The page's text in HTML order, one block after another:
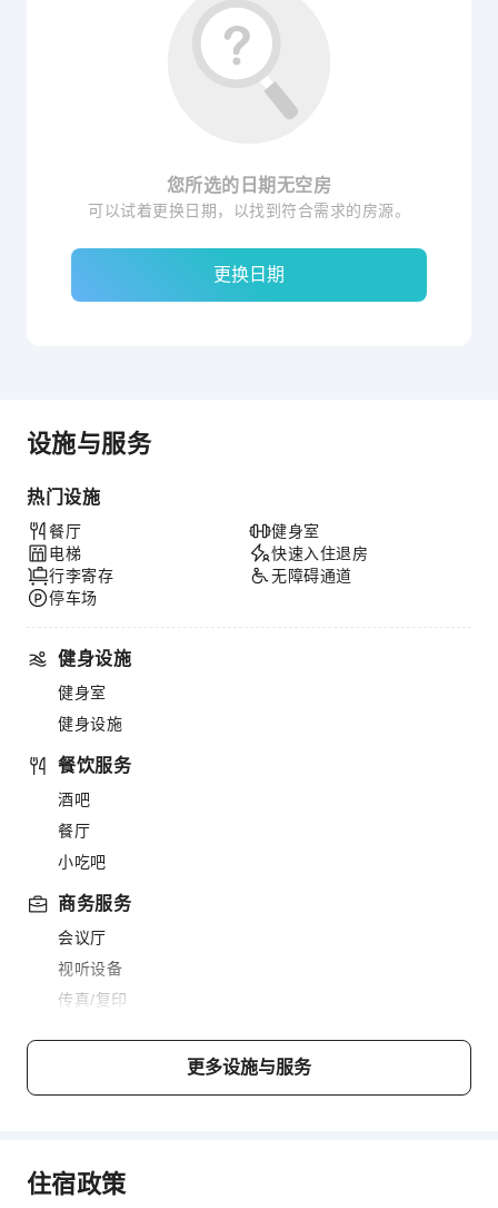
您所选的日期无空房
可以试着更换日期，以找到符合需求的房源。
更换日期
设施与服务
热门设施
餐厅
电梯
行李寄存
停车场
健身室
快速入住退房
无障碍通道
健身设施
健身室
健身设施
餐饮服务
酒吧
餐厅
小吃吧
商务服务
会议厅
视听设备
传真/复印
儿童设施
保龄球场
更多设施与服务
住宿政策